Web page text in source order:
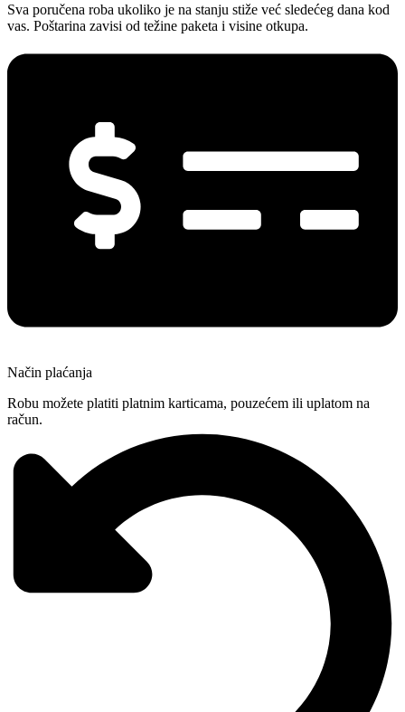
Sva poručena roba ukoliko je na stanju stiže već sledećeg dana kod
vas. Poštarina zavisi od težine paketa i visine otkupa.
Način plaćanja
Robu možete platiti platnim karticama, pouzećem ili uplatom na
račun.